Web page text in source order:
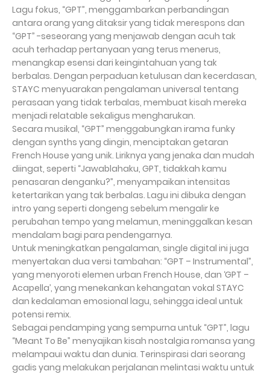
Lagu fokus, “GPT”, menggambarkan perbandingan
antara orang yang ditaksir yang tidak merespons dan
“GPT” -seseorang yang menjawab dengan acuh tak
acuh terhadap pertanyaan yang terus menerus,
menangkap esensi dari keingintahuan yang tak
berbalas. Dengan perpaduan ketulusan dan kecerdasan,
STAYC menyuarakan pengalaman universal tentang
perasaan yang tidak terbalas, membuat kisah mereka
menjadi relatable sekaligus mengharukan.
Secara musikal, “GPT” menggabungkan irama funky
dengan synths yang dingin, menciptakan getaran
French House yang unik. Liriknya yang jenaka dan mudah
diingat, seperti “Jawablahaku, GPT, tidakkah kamu
penasaran denganku?”, menyampaikan intensitas
ketertarikan yang tak berbalas. Lagu ini dibuka dengan
intro yang seperti dongeng sebelum mengalir ke
perubahan tempo yang melamun, meninggalkan kesan
mendalam bagi para pendengarnya.
Untuk meningkatkan pengalaman, single digital ini juga
menyertakan dua versi tambahan: “GPT – Instrumental”,
yang menyoroti elemen urban French House, dan ‘GPT –
Acapella’, yang menekankan kehangatan vokal STAYC
dan kedalaman emosional lagu, sehingga ideal untuk
potensi remix.
Sebagai pendamping yang sempurna untuk “GPT”, lagu
“Meant To Be” menyajikan kisah nostalgia romansa yang
melampaui waktu dan dunia. Terinspirasi dari seorang
gadis yang melakukan perjalanan melintasi waktu untuk